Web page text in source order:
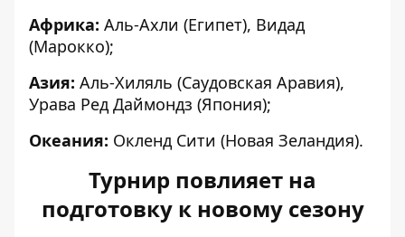
Африка: Аль-Ахли (Египет), Видад
(Марокко);
Азия: Аль-Хиляль (Саудовская Аравия),
Урава Ред Даймондз (Япония);
Океания: Окленд Сити (Новая Зеландия).
Турнир повлияет на
подготовку к новому сезону